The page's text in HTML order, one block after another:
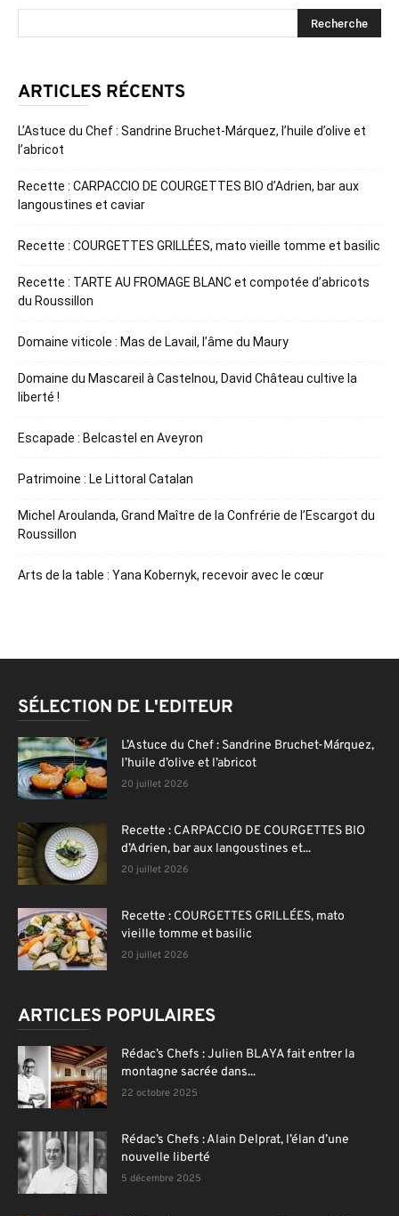
ARTICLES RÉCENTS
L’Astuce du Chef : Sandrine Bruchet-Márquez, l’huile d’olive et
l’abricot
Recette : CARPACCIO DE COURGETTES BIO d’Adrien, bar aux
langoustines et caviar
Recette : COURGETTES GRILLÉES, mato vieille tomme et basilic
Recette : TARTE AU FROMAGE BLANC et compotée d’abricots
du Roussillon
Domaine viticole : Mas de Lavail, l’âme du Maury
Domaine du Mascareil à Castelnou, David Château cultive la
liberté !
Escapade : Belcastel en Aveyron
Patrimoine : Le Littoral Catalan
Michel Aroulanda, Grand Maître de la Confrérie de l’Escargot du
Roussillon
Arts de la table : Yana Kobernyk, recevoir avec le cœur
SÉLECTION DE L'EDITEUR
L’Astuce du Chef : Sandrine Bruchet-Márquez,
l’huile d’olive et l’abricot
20 juillet 2026
Recette : CARPACCIO DE COURGETTES BIO
d’Adrien, bar aux langoustines et...
20 juillet 2026
Recette : COURGETTES GRILLÉES, mato
vieille tomme et basilic
20 juillet 2026
ARTICLES POPULAIRES
Rédac’s Chefs : Julien BLAYA fait entrer la
montagne sacrée dans...
22 octobre 2025
Rédac’s Chefs : Alain Delprat, l’élan d’une
nouvelle liberté
5 décembre 2025